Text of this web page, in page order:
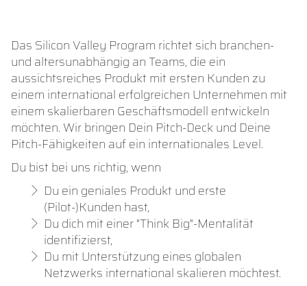
Das Silicon Valley Program richtet sich branchen-
und altersunabhängig an Teams, die ein
aussichtsreiches Produkt mit ersten Kunden zu
einem international erfolgreichen Unternehmen mit
einem skalierbaren Geschäftsmodell entwickeln
möchten. Wir bringen Dein Pitch-Deck und Deine
Pitch-Fähigkeiten auf ein internationales Level.
Du bist bei uns richtig, wenn
Du ein geniales Produkt und erste
(Pilot-)Kunden hast,
Du dich mit einer "Think Big"-Mentalität
identifizierst,
Du mit Unterstützung eines globalen
Netzwerks international skalieren möchtest.